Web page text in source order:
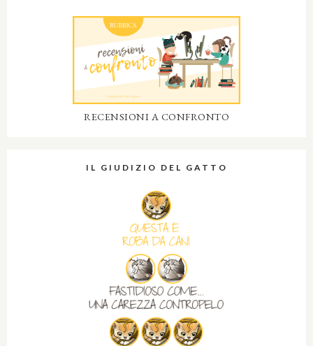
RECENSIONI A CONFRONTO
IL GIUDIZIO DEL GATTO